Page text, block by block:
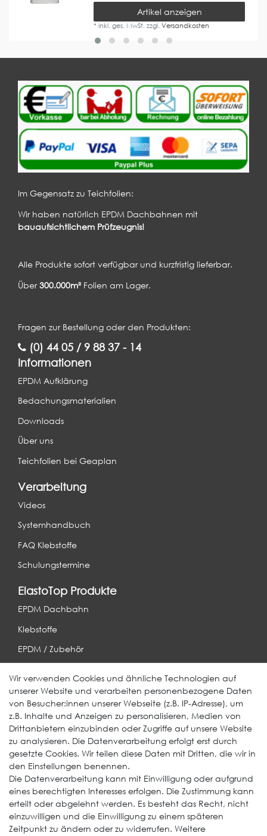
Artikel anzeigen
*inkl. ges. MwSt.zzgl.Versandkosten
Im Gegensatz zu Teichfolien:
Wir haben natürlich EPDM Dachbahnen mit
bauaufsichtlichem Prüfzeugnis!
Alle Produkte sofort verfügbar und kurzfristig lieferbar.
Über300.000m² Folien am Lager.
Fragen zur Bestellung oder den Produkten:
(0) 44 05 / 9 88 37 - 14
Informationen
EPDM Aufklärung
Bedachungsmaterialien
Downloads
Über uns
Teichfolien bei Geaplan
Verarbeitung
Videos
Systemhandbuch
FAQ Klebstoffe
Schulungstermine
ElastoTop Produkte
EPDM Dachbahn
Klebstoffe
EPDM / Zubehör
Weitere Produkte
EcoDach EPDM
ElastoGround EPDM Streifen
Multi-Fix Solarhalter
Service
Gewerbekunde werden
Versand & Zahlungsbedingungen
Wir verwenden Cookies und ähnliche Technologien auf
unserer Website und verarbeiten personenbezogene Daten
von Besucher:innen unserer Webseite (z.B. IP-Adresse), um
z.B. Inhalte und Anzeigen zu personalisieren, Medien von
Drittanbietern einzubinden oder Zugriffe auf unsere Website
zu analysieren. Die Datenverarbeitung erfolgt erst durch
gesetzte Cookies. Wir teilen diese Daten mit Dritten, die wir in
den Einstellungen benennen.
Die Datenverarbeitung kann mit Einwilligung oder aufgrund
eines berechtigten Interesses erfolgen. Die Zustimmung kann
erteilt oder abgelehnt werden. Es besteht das Recht, nicht
einzuwilligen und die Einwilligung zu einem späteren
Zeitpunkt zu ändern oder zu widerrufen. Weitere